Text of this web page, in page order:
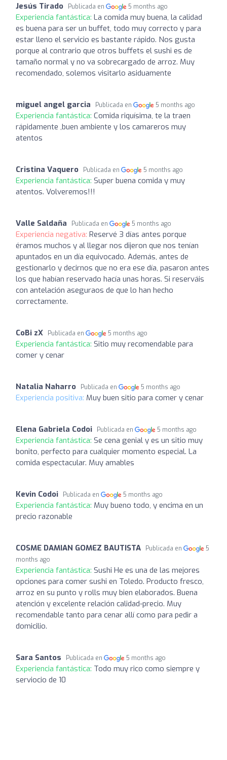
Jesús Tirado Publicada en 5 months ago
Experiencia fantástica: La comida muy buena, la calidad
es buena para ser un buffet, todo muy correcto y para
estar lleno el servicio es bastante rápido. Nos gusta
porque al contrario que otros buffets el sushi es de
tamaño normal y no va sobrecargado de arroz. Muy
recomendado, solemos visitarlo asiduamente
miguel angel garcia Publicada en 5 months ago
Experiencia fantástica: Comida riquísima, te la traen
rápidamente ,buen ambiente y los camareros muy
atentos
Cristina Vaquero Publicada en 5 months ago
Experiencia fantástica: Super buena comida y muy
atentos. Volveremos!!!
Valle Saldaña Publicada en 5 months ago
Experiencia negativa: Reservé 3 días antes porque
éramos muchos y al llegar nos dijeron que nos tenían
apuntados en un día equivocado. Además, antes de
gestionarlo y decirnos que no era ese día, pasaron antes
los que habían reservado hacía unas horas. Si reserváis
con antelación aseguraos de que lo han hecho
correctamente.
CoBi zX Publicada en 5 months ago
Experiencia fantástica: Sitio muy recomendable para
comer y cenar
Natalia Naharro Publicada en 5 months ago
Experiencia positiva: Muy buen sitio para comer y cenar
Elena Gabriela Codoi Publicada en 5 months ago
Experiencia fantástica: Se cena genial y es un sitio muy
bonito, perfecto para cualquier momento especial. La
comida espectacular. Muy amables
Kevin Codoi Publicada en 5 months ago
Experiencia fantástica: Muy bueno todo, y encima en un
precio razonable
COSME DAMIAN GOMEZ BAUTISTA Publicada en
5
months ago
Experiencia fantástica: Sushi He es una de las mejores
opciones para comer sushi en Toledo. Producto fresco,
arroz en su punto y rolls muy bien elaborados. Buena
atención y excelente relación calidad-precio. Muy
recomendable tanto para cenar allí como para pedir a
domicilio.
Sara Santos Publicada en 5 months ago
Experiencia fantástica: Todo muy rico como siempre y
serviocio de 10